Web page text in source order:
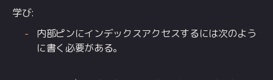
学び:
内部ピンにインデックスアクセスするには次のよう
に書く必要がある。